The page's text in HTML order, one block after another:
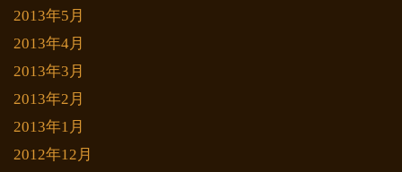
2013年5月
2013年4月
2013年3月
2013年2月
2013年1月
2012年12月